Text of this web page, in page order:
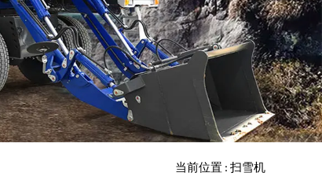
当前位置 : 扫雪机